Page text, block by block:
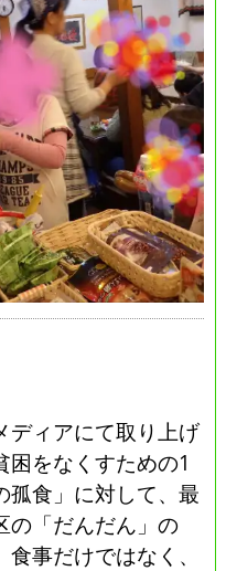
ディアにて取り上げ
困をなくすための1
孤食」に対して、最
の「だんだん」の
事だけではなく、